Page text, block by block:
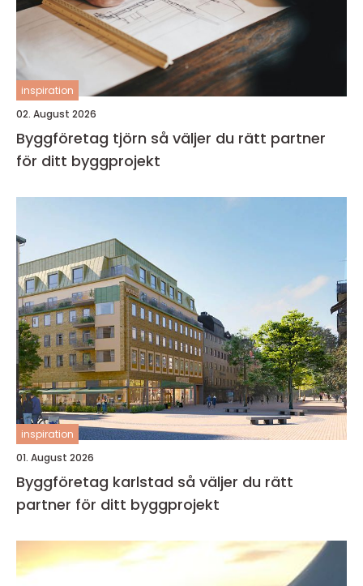
inspiration
02. August 2026
Byggföretag tjörn så väljer du rätt partner
för ditt byggprojekt
inspiration
01. August 2026
Byggföretag karlstad så väljer du rätt
partner för ditt byggprojekt